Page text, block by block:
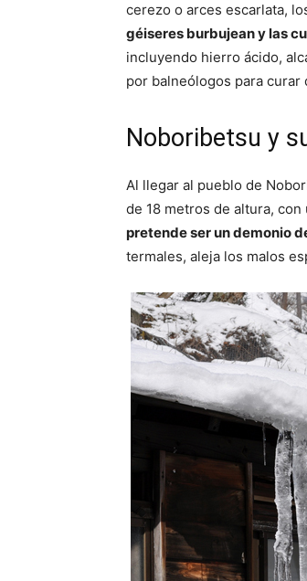
cerezo o arces escarlata,
géiseres burbujean y las
incluyendo hierro ácido,
por balneólogos para
Noboribetsu y
Al llegar al pueblo de
de 18 metros de altura,
pretende ser un demonio
termales, aleja los malos